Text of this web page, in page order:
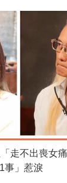
走不出喪女
事」惹淚